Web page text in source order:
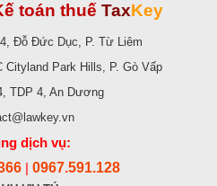
toán thuế TaxKey
Đỗ Đức Dục, P. Từ Liêm
Cityland Park Hills, P. Gò Vấp
TDP 4, An Dương
dịch vụ:
0967.591.128